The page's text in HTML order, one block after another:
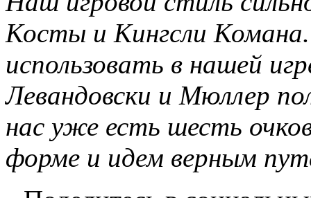
Косты и Кингсли
использовать в нашей
Левандовски и Мюллер
нас уже есть шесть
форме и идем верным